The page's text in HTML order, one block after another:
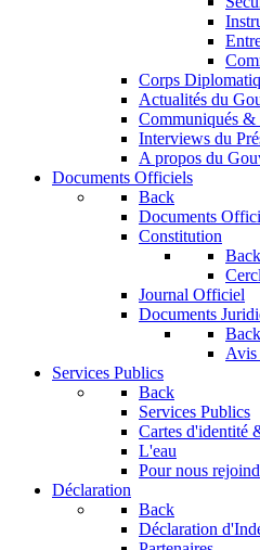
Corps
Actualités du
Communiqués &
Interviews du
A propos du
Documents Officiels
Back
Documents
Constitution
Back
Journal Officiel
Documents
Back
Avis
Services Publics
Back
Services Publics
Cartes d'identité
L'eau
Pour nous
Déclaration
Back
Déclaration